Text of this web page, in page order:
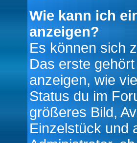
Wie kann ich
anzeigen?
Es können sich
Das erste
anzeigen, wie
Status du im
größeres Bild,
Einzelstück und